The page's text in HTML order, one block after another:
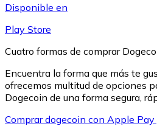
Disponible en
Play Store
Cuatro formas de comprar
Encuentra la forma que más te
ofrecemos multitud de opciones
Dogecoin de una forma segura,
Comprar dogecoin con Apple Pay